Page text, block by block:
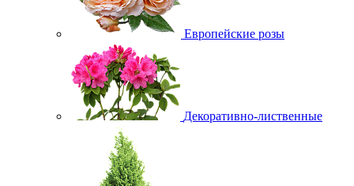
Европейские розы
Декоративно-лиственные